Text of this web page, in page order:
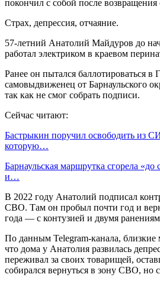
Страх, депрессия, отчаяние.
57-летний Анатолий Майдуров до
работал электриком в краевом
Ранее он пытался баллотироваться в
самовыдвиженец от Барнаульского
так как не смог собрать подписи.
Сейчас читают:
Бастрыкин поручил освободить из
которую…
Барнаульская маршрутка сгорела
и…
В 2022 году Анатолий подписал
СВО. Там он пробыл почти год и
года — с контузией и двумя
По данным Telegram-канала, близкие
что дома у Анатолия развилась
переживал за своих товарищей,
собирался вернуться в зону СВО, но